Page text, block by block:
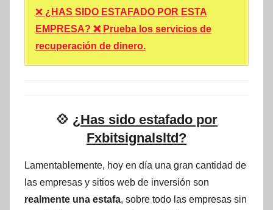
❌ ¿HAS SIDO ESTAFADO POR ESTA
EMPRESA? ❌ Prueba los servicios de
recuperación de dinero.
💠 ¿Has sido estafado por
Fxbitsignalsltd?
Lamentablemente, hoy en día una gran cantidad de
las empresas y sitios web de inversión son
realmente una estafa, sobre todo las empresas sin